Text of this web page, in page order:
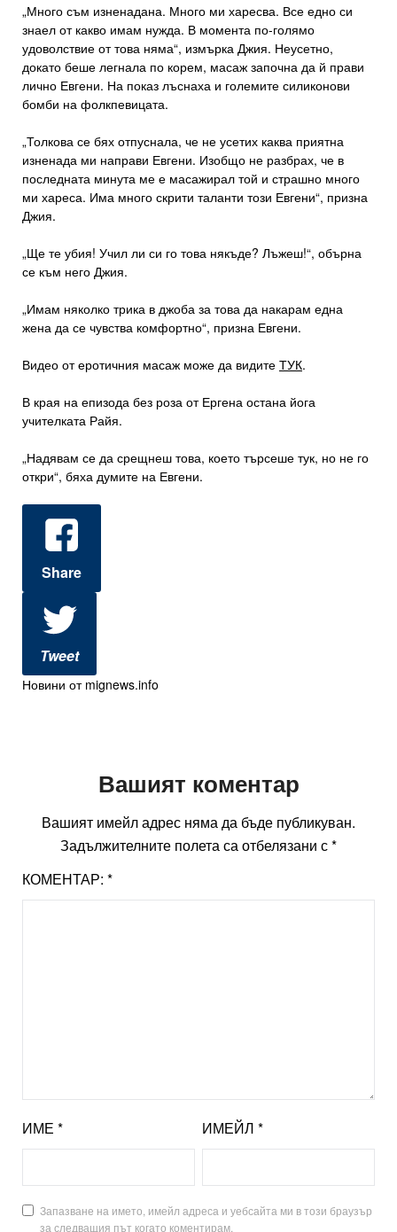
„Много съм изненадана. Много ми харесва. Все едно си
знаел от какво имам нужда. В момента по-голямо
удоволствие от това няма“, измърка Джия. Неусетно,
докато беше легнала по корем, масаж започна да й прави
лично Евгени. На показ лъснаха и големите силиконови
бомби на фолкпевицата.
„Толкова се бях отпуснала, че не усетих каква приятна
изненада ми направи Евгени. Изобщо не разбрах, че в
последната минута ме е масажирал той и страшно много
ми хареса. Има много скрити таланти този Евгени“, призна
Джия.
„Ще те убия! Учил ли си го това някъде? Лъжеш!“, обърна
се към него Джия.
„Имам няколко трика в джоба за това да накарам една
жена да се чувства комфортно“, призна Евгени.
Видео от еротичния масаж може да видите ТУК.
В края на епизода без роза от Ергена остана йога
учителката Райя.
„Надявам се да срещнеш това, което търсеше тук, но не го
откри“, бяха думите на Евгени.
Share
Tweet
Новини от mignews.info
Вашият коментар
Вашият имейл адрес няма да бъде публикуван.
Задължителните полета са отбелязани с*
КОМЕНТАР: *
ИМЕ * ИМЕЙЛ *
Запазване на името, имейл адреса и уебсайта ми в този браузър
за следващия път когато коментирам.